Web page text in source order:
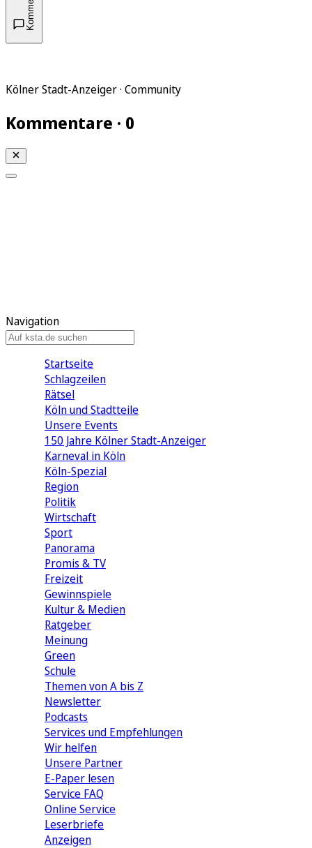
Kölner Stadt-Anzeiger · Community
Kommentare · 0
Navigation
Startseite
Schlagzeilen
Rätsel
Köln und Stadtteile
Unsere Events
150 Jahre Kölner Stadt-Anzeiger
Karneval in Köln
Köln-Spezial
Region
Politik
Wirtschaft
Sport
Panorama
Promis & TV
Freizeit
Gewinnspiele
Kultur & Medien
Ratgeber
Meinung
Green
Schule
Themen von A bis Z
Newsletter
Podcasts
Services und Empfehlungen
Wir helfen
Unsere Partner
E-Paper lesen
Service FAQ
Online Service
Leserbriefe
Anzeigen